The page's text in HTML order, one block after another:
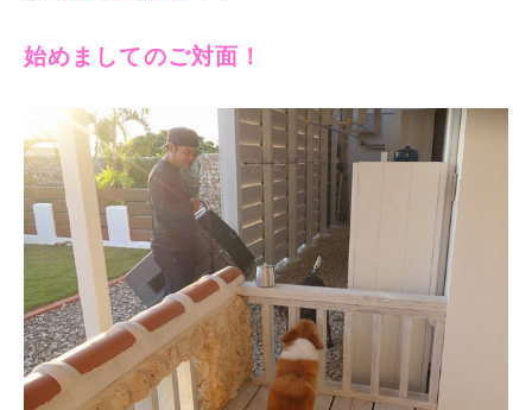
始めましてのご対面！